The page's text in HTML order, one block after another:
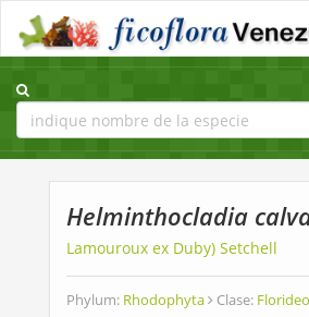
Helminthocladia
Lamouroux ex Duby) Setchell
Phylum: Rhodophyta Clase: